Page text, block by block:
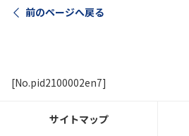
前のページへ戻る
[No.pid2100002en7]
サイトマップ